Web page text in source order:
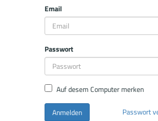
Email
Passwort
Auf desem Computer merken
Anmelden Passwort